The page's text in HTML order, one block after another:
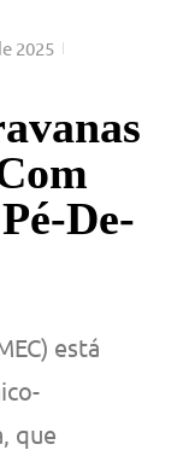
2025
De-
está
que